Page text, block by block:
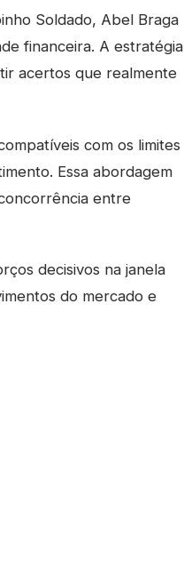
Soldado, Abel Braga
financeira. A estratégia
acertos que realmente
com os limites
Essa abordagem
entre
decisivos na janela
do mercado e